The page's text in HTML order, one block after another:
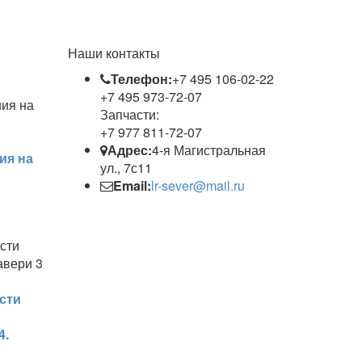
на
Наши контакты
Телефон:+7 495 106-02-22
+7 495 973-72-07
Запчасти:
+7 977 811-72-07
Адрес:4-я Магистральная
ул., 7с11
Email:lr-sever@mail.ru